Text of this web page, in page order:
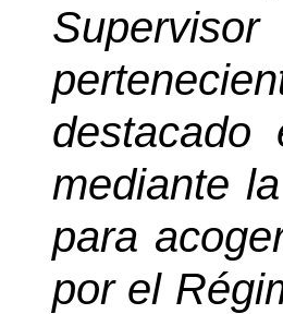
mediante
para
por el